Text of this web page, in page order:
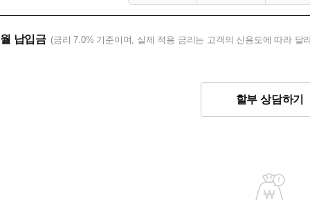
월 납입금 (금리 7.0% 기준이며, 실제 적용 금리는 고객의 신용도에 따라 달
할부 상담하기